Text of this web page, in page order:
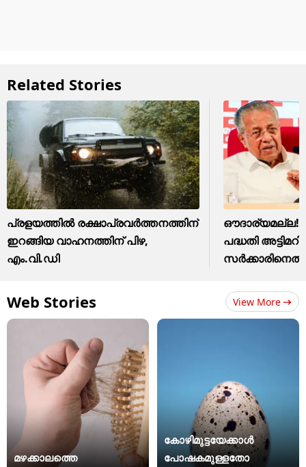
Related Stories
പ്രളയത്തിൽ രക്ഷാപ്രവർത്തനത്തിന്
ഇറങ്ങിയ വാഹനത്തിന് പിഴ,
എം.വി.ഡി
ഔദാര്യമല്ല!
പദ്ധതി
Web Stories View More
മഴക്കാലത്തെ
കോഴിമുട്ടയേക്കാൾ
പോഷകമുള്ളതോ